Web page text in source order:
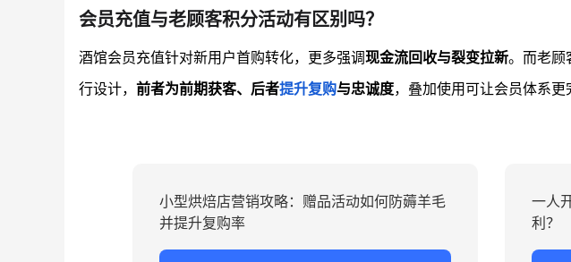
会员充值与老顾客积分活动有区别吗？
酒馆会员充值针对新用户首购转化，更多强调现金流回收与裂变拉新。而老顾
行设计， 前者为前期获客、后者提升复购与忠诚度，叠加使用可让会员体系更
小型烘焙店营销攻略：赠品活动如何防薅羊毛
并提升复购率
一人
利？